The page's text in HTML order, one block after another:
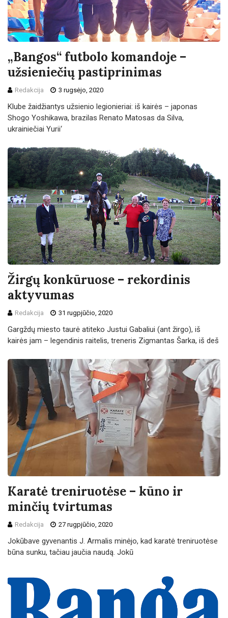
„Bangos“ futbolo komandoje –
užsieniečių pastiprinimas
Redakcija 3 rugsėjo, 2020
Klube žaidžiantys užsienio legionieriai: iš kairės – japonas
Shogo Yoshikawa, brazilas Renato Matosas da Silva,
ukrainiečiai Yurii‘
Žirgų konkūruose – rekordinis
aktyvumas
Redakcija 31 rugpjūčio, 2020
Gargždų miesto taurė atiteko Justui Gabaliui (ant žirgo), iš
kairės jam – legendinis raitelis, treneris Zigmantas Šarka, iš deš
Karatė treniruotėse – kūno ir
minčių tvirtumas
Redakcija 27 rugpjūčio, 2020
Jokūbave gyvenantis J. Armalis minėjo, kad karatė treniruotėse
būna sunku, tačiau jaučia naudą. Jokū